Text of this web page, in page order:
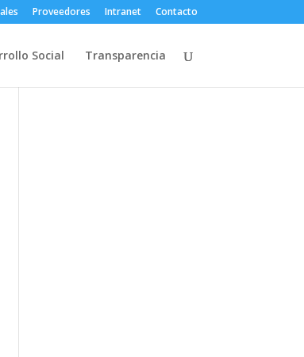
Proveedores Intranet Contacto
Social Transparencia